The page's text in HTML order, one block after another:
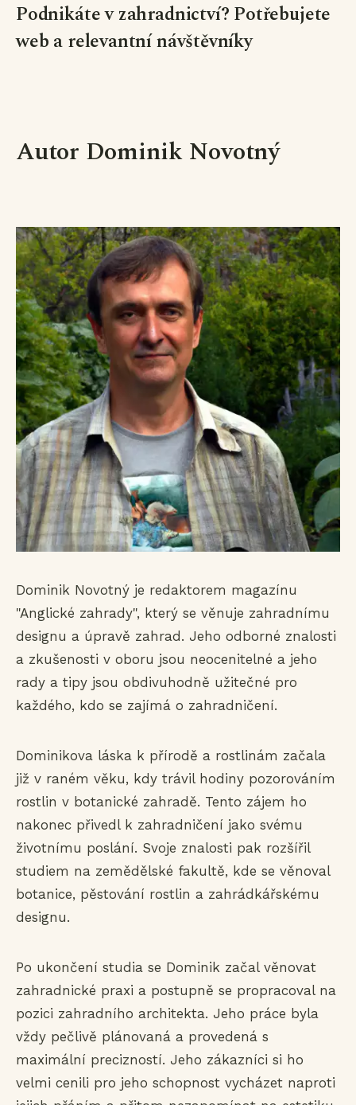
Podnikáte v zahradnictví? Potřebujete
web a relevantní návštěvníky
Autor Dominik Novotný
Dominik Novotný je redaktorem magazínu
"Anglické zahrady", který se věnuje zahradnímu
designu a úpravě zahrad. Jeho odborné znalosti
a zkušenosti v oboru jsou neocenitelné a jeho
rady a tipy jsou obdivuhodně užitečné pro
každého, kdo se zajímá o zahradničení.
Dominikova láska k přírodě a rostlinám začala
již v raném věku, kdy trávil hodiny pozorováním
rostlin v botanické zahradě. Tento zájem ho
nakonec přivedl k zahradničení jako svému
životnímu poslání. Svoje znalosti pak rozšířil
studiem na zemědělské fakultě, kde se věnoval
botanice, pěstování rostlin a zahrádkářskému
designu.
Po ukončení studia se Dominik začal věnovat
zahradnické praxi a postupně se propracoval na
pozici zahradního architekta. Jeho práce byla
vždy pečlivě plánovaná a provedená s
maximální precizností. Jeho zákazníci si ho
velmi cenili pro jeho schopnost vycházet naproti